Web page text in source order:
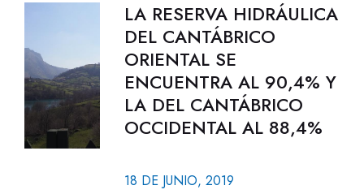
LA RESERVA HIDRÁULICA
DEL CANTÁBRICO
ORIENTAL SE
ENCUENTRA AL 90,4% Y
LA DEL CANTÁBRICO
OCCIDENTAL AL 88,4%
18 DE JUNIO, 2019